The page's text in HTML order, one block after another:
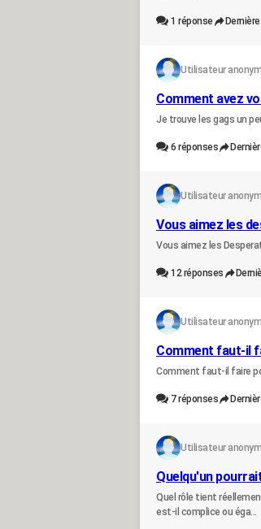
1 réponse
Utilisateur
Comment avez
Je trouve les gags un
6 réponses
Utilisateur
Vous aimez les
Vous aimez les
12réponses
Utilisateur
Comment faut-il
Comment faut-il faire
7réponses
Utilisateur
Quelqu'un
Quel rôle tient
est-il complice ou éga...